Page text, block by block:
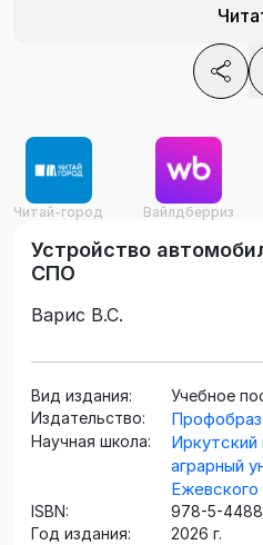
Читай-город Вайлдберриз
Устройство
СПО
Варис В.С.
Вид издания:
Учебное
Издательство:
Научная школа:
Иркутский
аграрный
Ежевского
ISBN:
978-5-
Год издания:
2026 г.